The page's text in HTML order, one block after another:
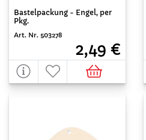
Bastelpackung - Engel, per
Pkg.
Art. Nr. 503278
2,49 €